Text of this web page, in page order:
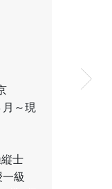
～現
士
一級
準1級